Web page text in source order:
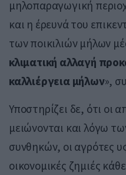
μηλοπαραγωγική
και η έρευνά του
των ποικιλιών μήλων
κλιματική αλλαγή
καλλιέργεια μήλων»,
Υποστηρίζει δε, ότι οι
μειώνονται και λόγω
συνθηκών, οι αγρότες
οικονομικές ζημιές